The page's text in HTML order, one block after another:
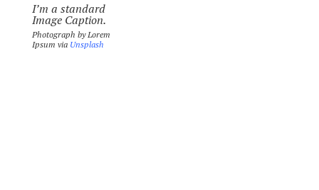
I’m a standard
Image Caption.
Photograph by Lorem
Ipsum via Unsplash